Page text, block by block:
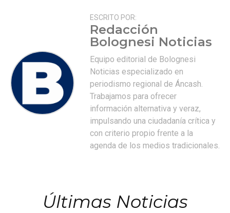
ESCRITO POR:
Redacción
Bolognesi Noticias
Equipo editorial de Bolognesi
Noticias especializado en
periodismo regional de Áncash.
Trabajamos para ofrecer
información alternativa y veraz,
impulsando una ciudadanía crítica y
con criterio propio frente a la
agenda de los medios tradicionales.
Últimas Noticias